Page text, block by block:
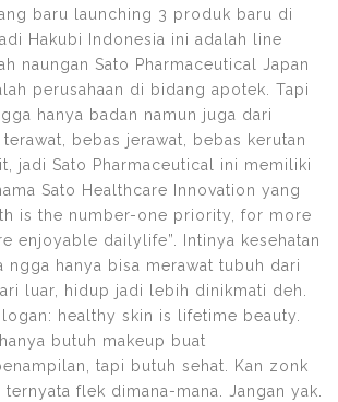
baru launching 3 produk baru di
Hakubi Indonesia ini adalah line
naungan Sato Pharmaceutical Japan
perusahaan di bidang apotek. Tapi
hanya badan namun juga dari
bebas jerawat, bebas kerutan
jadi Sato Pharmaceutical ini memiliki
Sato Healthcare Innovation yang
is the number-one priority, for more
enjoyable dailylife”. Intinya kesehatan
ngga hanya bisa merawat tubuh dari
luar, hidup jadi lebih dinikmati deh.
healthy skin is lifetime beauty.
butuh makeup buat
tapi butuh sehat. Kan zonk
ternyata flek dimana-mana. Jangan yak.